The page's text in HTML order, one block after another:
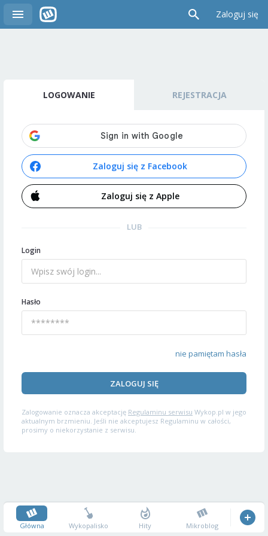
Zaloguj się
LOGOWANIE REJESTRACJA
Zaloguj się z Facebook
Zaloguj się z Apple
LUB
Login
Hasło
nie pamiętam hasła
ZALOGUJ SIĘ
Zalogowanie oznacza akceptację Regulaminu serwisu Wykop.pl w jego
aktualnym brzmieniu. Jeśli nie akceptujesz Regulaminu w całości,
prosimy o niekorzystanie z serwisu.
Główna Wykopalisko Hity Mikroblog